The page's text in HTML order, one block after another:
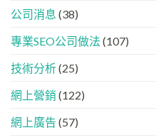
與
的
際
法
牌
何
入
AI
的
「信
名
公司消息 (38)
專業SEO公司做法 (107)
技術分析(25)
網上營銷 (122)
網上廣告 (57)